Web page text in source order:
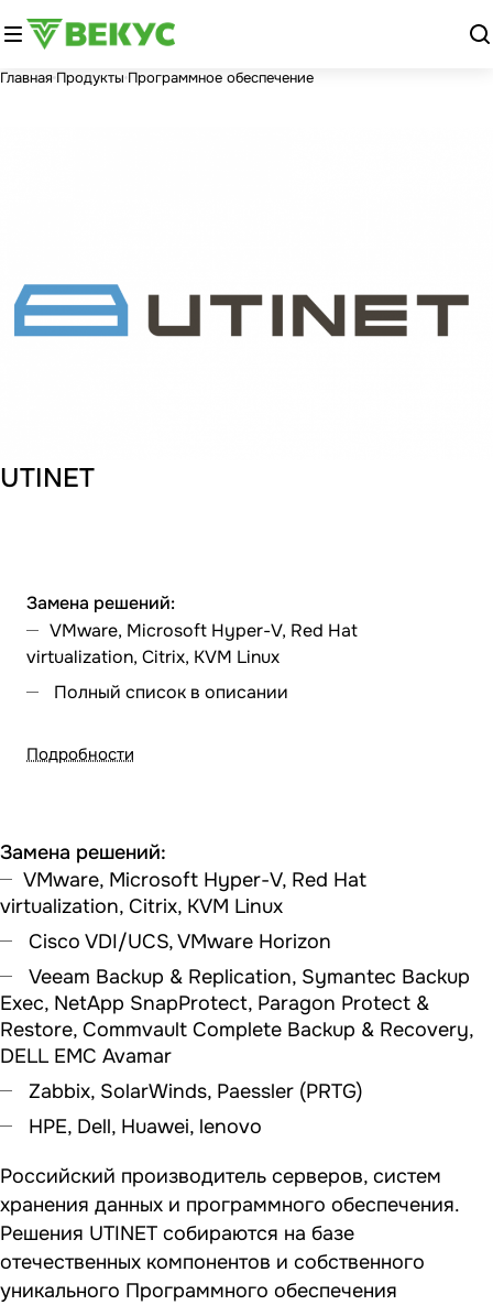
Главная Продукты Программное обеспечение
UTINET
Замена решений:
VMware, Microsoft Hyper-V, Red Hat
virtualization, Citrix, KVM Linux
Полный список в описании
Подробности
Замена решений:
VMware, Microsoft Hyper-V, Red Hat
virtualization, Citrix, KVM Linux
Cisco VDI/UCS, VMware Horizon
Veeam Backup & Replication, Symantec Backup
Exec, NetApp SnapProtect, Paragon Protect &
Restore, Commvault Complete Backup & Recovery,
DELL EMC Avamar
Zabbix, SolarWinds, Paessler (PRTG)
HPE, Dell, Huawei, lenovo
Российский производитель серверов, систем
хранения данных и программного обеспечения.
Решения UTINET собираются на базе
отечественных компонентов и собственного
уникального Программного обеспечения